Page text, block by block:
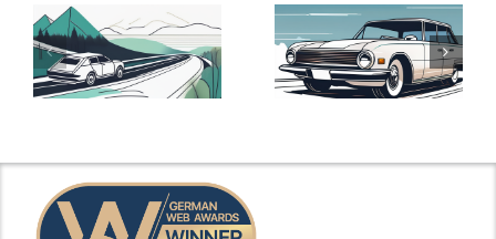
Versicherung:
Günstige Kfz-
Versicherungstarife
mit Top-
Kfz-
Die besten
Angebote im